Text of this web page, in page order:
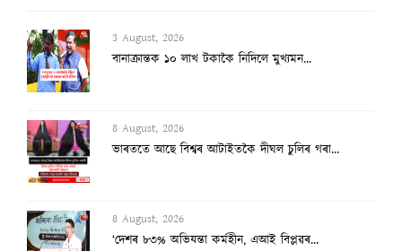
3 August, 2026
বানাক্ৰান্তক ১০ লাখ টকাকৈ নিদিলে মুখ্যমন...
8 August, 2026
ভাৰততে আছে বিশ্বৰ আটাইতকৈ দীঘল চুলিৰ গৰা...
8 August, 2026
‘দেশৰ ৮৩% অভিযন্তা কৰ্মহীন, এআই বিপ্লৱৰ...